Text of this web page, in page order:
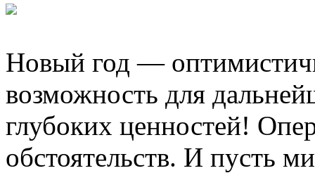
Новый год —
возможность для
глубоких ценностей!
обстоятельств. И пусть